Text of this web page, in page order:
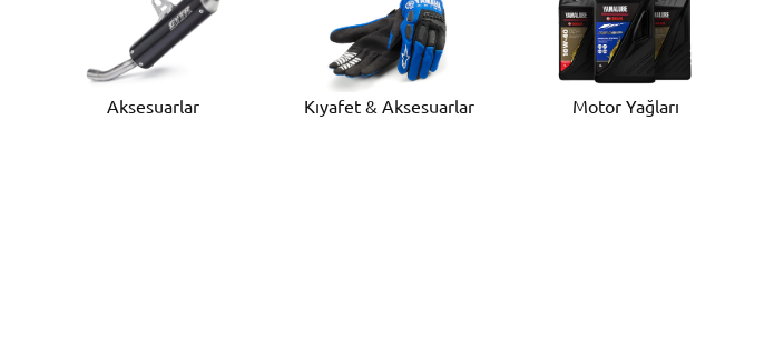
Aksesuarlar Kıyafet & Aksesuarlar Motor Yağları